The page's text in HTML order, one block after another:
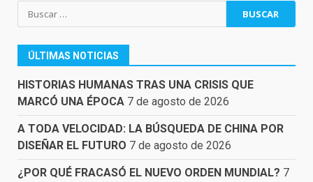
Buscar:
ÚLTIMAS NOTICIAS
HISTORIAS HUMANAS TRAS UNA CRISIS QUE
MARCÓ UNA ÉPOCA 7 de agosto de 2026
A TODA VELOCIDAD: LA BÚSQUEDA DE CHINA POR
DISEÑAR EL FUTURO 7 de agosto de 2026
¿POR QUÉ FRACASÓ EL NUEVO ORDEN MUNDIAL? 7